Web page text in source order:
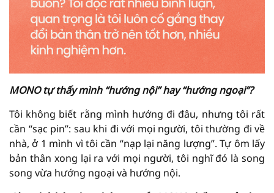
MONO tự thấy mình “hướng nội” hay “hướng ngoại”?
Tôi không biết rằng mình hướng đi đâu, nhưng tôi rất
cần “sạc pin”: sau khi đi với mọi người, tôi thường đi về
nhà, ở 1 mình vì tôi cần “nạp lại năng lượng”. Tự ôm lấy
bản thân xong lại ra với mọi người, tôi nghĩ đó là song
song vừa hướng ngoại và hướng nội.